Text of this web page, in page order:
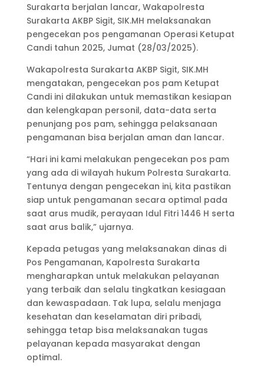
Surakarta berjalan lancar, Wakapolresta
Surakarta AKBP Sigit, SIK.MH melaksanakan
pengecekan pos pengamanan Operasi Ketupat
Candi tahun 2025, Jumat (28/03/2025).
Wakapolresta Surakarta AKBP Sigit, SIK.MH
mengatakan, pengecekan pos pam Ketupat
Candi ini dilakukan untuk memastikan kesiapan
dan kelengkapan personil, data-data serta
penunjang pos pam, sehingga pelaksanaan
pengamanan bisa berjalan aman dan lancar.
“Hari ini kami melakukan pengecekan pos pam
yang ada di wilayah hukum Polresta Surakarta.
Tentunya dengan pengecekan ini, kita pastikan
siap untuk pengamanan secara optimal pada
saat arus mudik, perayaan Idul Fitri 1446 H serta
saat arus balik,” ujarnya.
Kepada petugas yang melaksanakan dinas di
Pos Pengamanan, Kapolresta Surakarta
mengharapkan untuk melakukan pelayanan
yang terbaik dan selalu tingkatkan kesiagaan
dan kewaspadaan. Tak lupa, selalu menjaga
kesehatan dan keselamatan diri pribadi,
sehingga tetap bisa melaksanakan tugas
pelayanan kepada masyarakat dengan
optimal.